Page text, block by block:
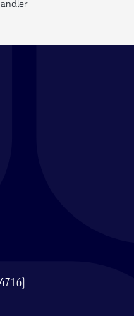
klar til alt, hvad
mere
materiale til
enhed ikke behøver
af de få producenter
med de førende
har perfekt pasform
eller forbindelser.